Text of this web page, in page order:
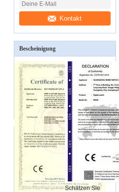
Kontakt
Bescheinigung
Schätzen Sie